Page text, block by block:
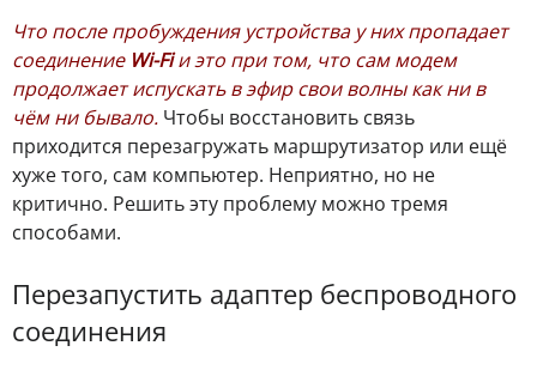
Что после пробуждения устройства у них пропадает
соединение Wi-Fiи это при том, что сам модем
продолжает испускать в эфир свои волны как ни в
чём ни бывало. Чтобы восстановить связь
приходится перезагружать маршрутизатор или ещё
хуже того, сам компьютер. Неприятно, но не
критично. Решить эту проблему можно тремя
способами.
Перезапустить адаптер беспроводного
соединения